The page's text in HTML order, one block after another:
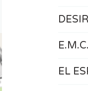
E.M.C.
EL